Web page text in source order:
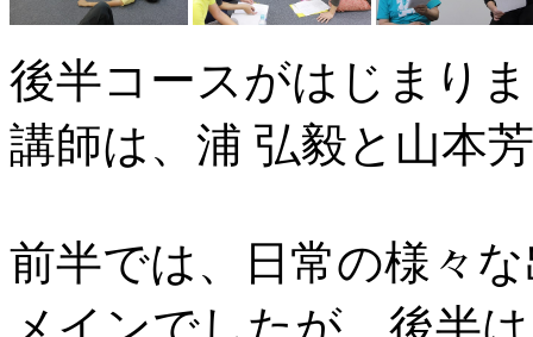
後半コースがはじまり
講師は、浦 弘毅と山本
前半では、日常の様々
メインでしたが、後半